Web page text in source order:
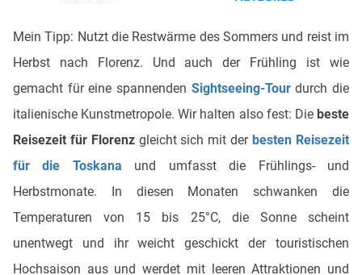
Mein Tipp: Nutzt die Restwärme des Sommers und reist im
Herbst nach Florenz. Und auch der Frühling ist wie
gemacht für eine spannenden Sightseeing-Tourdurch die
italienische Kunstmetropole. Wir halten also fest: Die beste
Reisezeit für Florenzgleicht sich mit derbesten Reisezeit
für die Toskana und umfasst die Frühlings- und
Herbstmonate. In diesen Monaten schwanken die
Temperaturen von 15 bis 25°C, die Sonne scheint
unentwegt und ihr weicht geschickt der touristischen
Hochsaison aus und werdet mit leeren Attraktionen und